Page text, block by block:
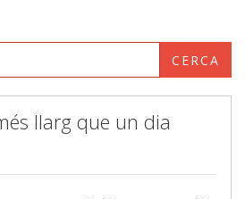
CERCA
llarg que un dia